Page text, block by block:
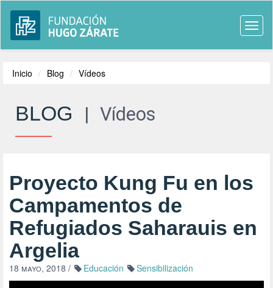
Inicio Blog Vídeos
BLOG | Vídeos
Proyecto Kung Fu en los
Campamentos de
Refugiados Saharauis en
Argelia
18 mayo, 2018 / Educación Sensibilización